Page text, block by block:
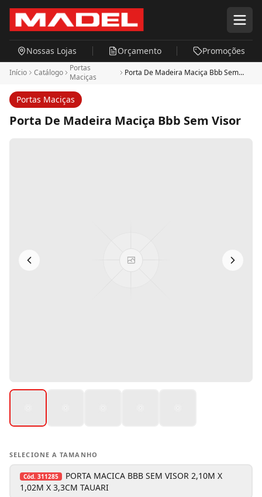
Pular para o conteúdo principal
Nossas Lojas Orçamento Promoções
Início Catálogo
Portas
Maciças
Porta De Madeira Maciça Bbb Sem
Portas Maciças
Porta De Madeira Maciça Bbb Sem Visor
SELECIONE A TAMANHO
Cód. 311285
PORTA MACICA BBB SEM VISOR 2,10M X
1,02M X 3,3CM TAUARI